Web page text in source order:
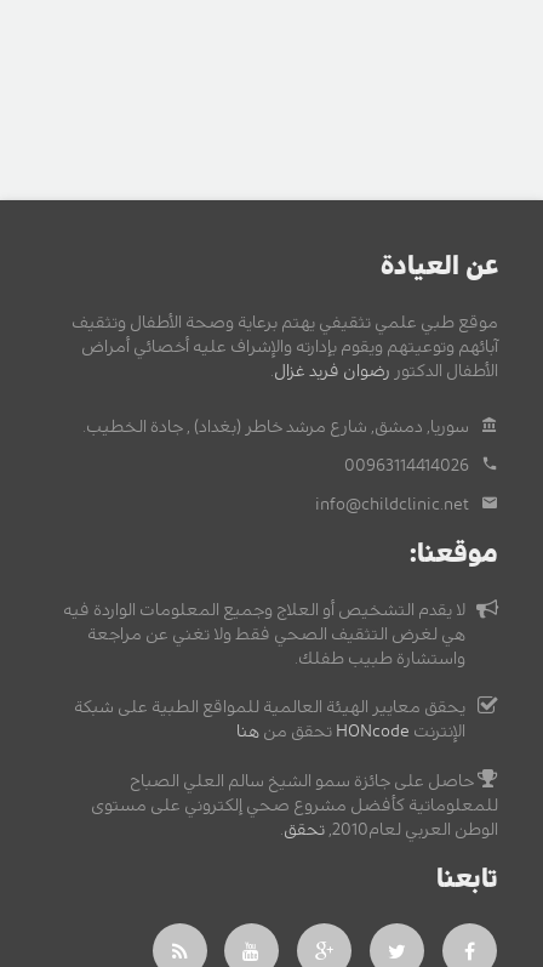
عن العيادة
موقع طبي علمي تثقيفي يهتم برعاية وصحة الأطفال وتثقيف
آبائهم وتوعيتهم ويقوم بإدارته والإشراف عليه أخصائي أمراض
الأطفال الدكتور رضوان فريد غزال.
سوريا, دمشق, شارع مرشد خاطر (بغداد) , جادة الخطيب.
00963114414026
info@childclinic.net
موقعنا:
لا يقدم التشخيص أو العلاج وجميع المعلومات الواردة فيه
هي لغرض التثقيف الصحي فقط ولا تغني عن مراجعة
واستشارة طبيب طفلك.
يحقق معايير الهيئة العالمية للمواقع الطبية على شبكة
الإنترنت HONcode تحقق من هنا
حاصل على جائزة سمو الشيخ سالم العلي الصباح
للمعلوماتية كأفضل مشروع صحي إلكتروني على مستوى
الوطن العربي لعام2010,
تحقق.
تابعنا